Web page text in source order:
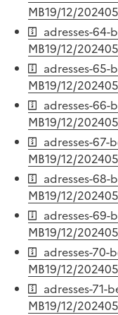
MB19/12/2024
adresses-64-
MB19/12/2024
adresses-65-
MB19/12/2024
adresses-66-
MB19/12/2024
adresses-67-
MB19/12/2024
adresses-68-
MB19/12/2024
adresses-69-
MB19/12/2024
adresses-70-
MB19/12/2024
adresses-71-
MB19/12/2024